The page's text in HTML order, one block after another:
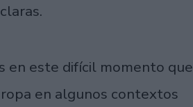
en este difícil momento que
en algunos contextos